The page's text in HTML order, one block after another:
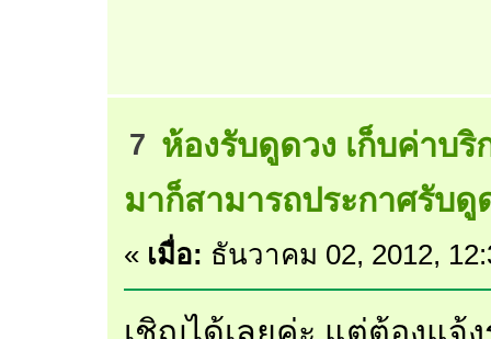
7 ห้องรับดูดวง เก็บค่าบริ
มาก็สามารถประกาศรับ
« เมื่อ: ธันวาคม 02, 2012,
เชิญได้เลยค่ะ แต่ต้องแจ้